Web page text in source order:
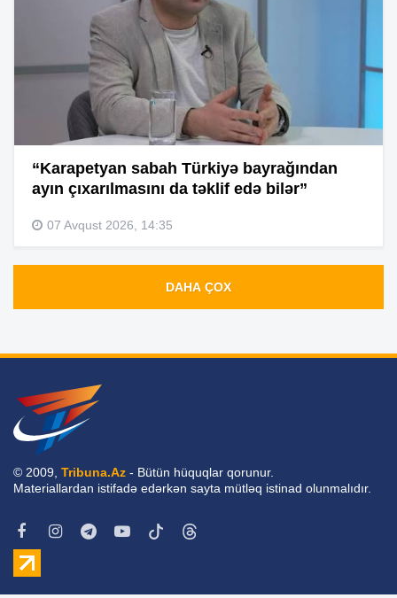
“Karapetyan sabah Türkiyə bayrağından
ayın çıxarılmasını da təklif edə bilər”
07 Avqust 2026, 14:35
DAHA ÇOX
© 2009, Tribuna.Az - Bütün hüquqlar qorunur.
Materiallardan istifadə edərkən sayta mütləq istinad olunmalıdır.